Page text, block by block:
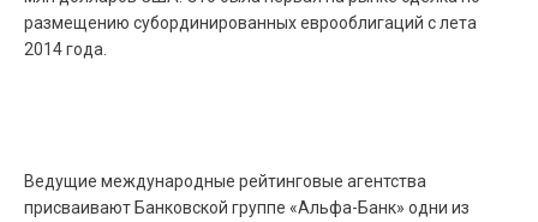
размещению субординированных еврооблигаций с лета
2014 года.
Ведущие международные рейтинговые агентства
присваивают Банковской группе «Альфа-Банк» одни из